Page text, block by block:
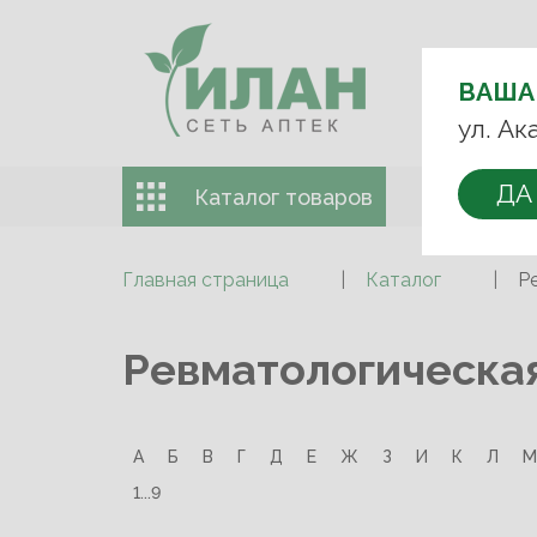
АПТЕКУ:
ВАША
ул.
ДА
+7 (499)
Каталог товаров Доставка
Главная страница Каталог
А Б В Г Д Е Ж З И К Л М
1...9